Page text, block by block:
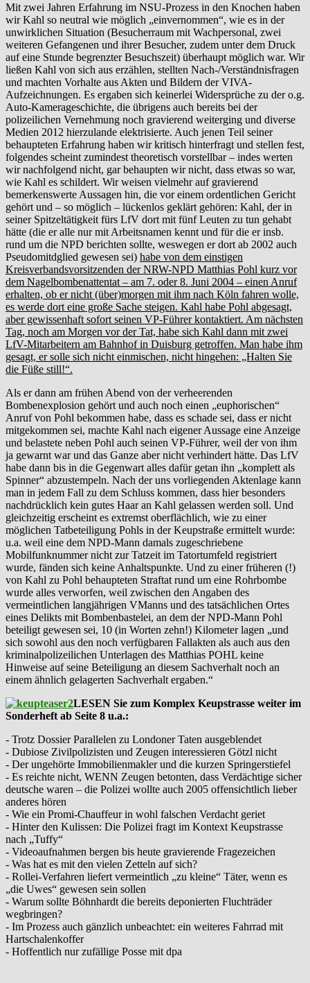
Mit zwei Jahren Erfahrung im NSU-Prozess in den Knochen haben
wir Kahl so neutral wie möglich „einvernommen“, wie es in der
unwirklichen Situation (Besucherraum mit Wachpersonal, zwei
weiteren Gefangenen und ihrer Besucher, zudem unter dem Druck
auf eine Stunde begrenzter Besuchszeit) überhaupt möglich war. Wir
ließen Kahl von sich aus erzählen, stellten Nach-/Verständnisfragen
und machten Vorhalte aus Akten und Bildern der VIVA-
Aufzeichnungen. Es ergaben sich keinerlei Widersprüche zu der o.g.
Auto-Kamerageschichte, die übrigens auch bereits bei der
polizeilichen Vernehmung noch gravierend weiterging und diverse
Medien 2012 hierzulande elektrisierte. Auch jenen Teil seiner
behaupteten Erfahrung haben wir kritisch hinterfragt und stellen fest,
folgendes scheint zumindest theoretisch vorstellbar – indes werten
wir nachfolgend nicht, gar behaupten wir nicht, dass etwas so war,
wie Kahl es schildert. Wir weisen vielmehr auf gravierend
bemerkenswerte Aussagen hin, die vor einem ordentlichen Gericht
gehört und – so möglich – lückenlos geklärt gehören: Kahl, der in
seiner Spitzeltätigkeit fürs LfV dort mit fünf Leuten zu tun gehabt
hätte (die er alle nur mit Arbeitsnamen kennt und für die er insb.
rund um die NPD berichten sollte, weswegen er dort ab 2002 auch
Pseudomitdglied gewesen sei) habe von dem einstigen
Kreisverbandsvorsitzenden der NRW-NPD Matthias Pohl kurz vor
dem Nagelbombenattentat – am 7. oder 8. Juni 2004 – einen Anruf
erhalten, ob er nicht (über)morgen mit ihm nach Köln fahren wolle,
es werde dort eine große Sache steigen. Kahl habe Pohl abgesagt,
aber gewissenhaft sofort seinen VP-Führer kontaktiert. Am nächsten
Tag, noch am Morgen vor der Tat, habe sich Kahl dann mit zwei
LfV-Mitarbeitern am Bahnhof in Duisburg getroffen. Man habe ihm
gesagt, er solle sich nicht einmischen, nicht hingehen: „Halten Sie
die Füße still!“.
Als er dann am frühen Abend von der verheerenden
Bombenexplosion gehört und auch noch einen „euphorischen“
Anruf von Pohl bekommen habe, dass es schade sei, dass er nicht
mitgekommen sei, machte Kahl nach eigener Aussage eine Anzeige
und belastete neben Pohl auch seinen VP-Führer, weil der von ihm
ja gewarnt war und das Ganze aber nicht verhindert hätte. Das LfV
habe dann bis in die Gegenwart alles dafür getan ihn „komplett als
Spinner“ abzustempeln. Nach der uns vorliegenden Aktenlage kann
man in jedem Fall zu dem Schluss kommen, dass hier besonders
nachdrücklich kein gutes Haar an Kahl gelassen werden soll. Und
gleichzeitig erscheint es extremst oberflächlich, wie zu einer
möglichen Tatbeteiligung Pohls in der Keupstraße ermittelt wurde:
u.a. weil eine dem NPD-Mann damals zugeschriebene
Mobilfunknummer nicht zur Tatzeit im Tatortumfeld registriert
wurde, fänden sich keine Anhaltspunkte. Und zu einer früheren (!)
von Kahl zu Pohl behaupteten Straftat rund um eine Rohrbombe
wurde alles verworfen, weil zwischen den Angaben des
vermeintlichen langjährigen VManns und des tatsächlichen Ortes
eines Delikts mit Bombenbastelei, an dem der NPD-Mann Pohl
beteiligt gewesen sei, 10 (in Worten zehn!) Kilometer lagen „und
sich sowohl aus den noch verfügbaren Fallakten als auch aus den
kriminalpolizeilichen Unterlagen des Matthias POHL keine
Hinweise auf seine Beteiligung an diesem Sachverhalt noch an
einem ähnlich gelagerten Sachverhalt ergaben.“
LESEN Sie zum Komplex Keupstrasse weiter im
Sonderheft ab Seite 8 u.a.:
- Trotz Dossier Parallelen zu Londoner Taten ausgeblendet
- Dubiose Zivilpolizisten und Zeugen interessieren Götzl nicht
- Der ungehörte Immobilienmakler und die kurzen Springerstiefel
- Es reichte nicht, WENN Zeugen betonten, dass Verdächtige sicher
deutsche waren – die Polizei wollte auch 2005 offensichtlich lieber
anderes hören
- Wie ein Promi-Chauffeur in wohl falschen Verdacht geriet
- Hinter den Kulissen: Die Polizei fragt im Kontext Keupstrasse
nach „Tuffy“
- Videoaufnahmen bergen bis heute gravierende Fragezeichen
- Was hat es mit den vielen Zetteln auf sich?
- Rollei-Verfahren liefert vermeintlich „zu kleine“ Täter, wenn es
„die Uwes“ gewesen sein sollen
- Warum sollte Böhnhardt die bereits deponierten Fluchträder
wegbringen?
- Im Prozess auch gänzlich unbeachtet: ein weiteres Fahrrad mit
Hartschalenkoffer
- Hoffentlich nur zufällige Posse mit dpa